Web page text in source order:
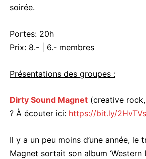
soirée.
Portes: 20h
Prix: 8.- | 6.- membres
Présentations des groupes :
Dirty Sound Magnet (creative rock,
? À écouter ici: https://bit.ly/
Il y a un peu moins d’une année, le
Magnet sortait son album ‘Western